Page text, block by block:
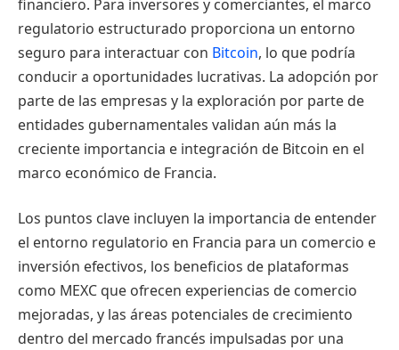
financiero. Para inversores y comerciantes, el marco
regulatorio estructurado proporciona un entorno
seguro para interactuar con Bitcoin, lo que podría
conducir a oportunidades lucrativas. La adopción por
parte de las empresas y la exploración por parte de
entidades gubernamentales validan aún más la
creciente importancia e integración de Bitcoin en el
marco económico de Francia.
Los puntos clave incluyen la importancia de entender
el entorno regulatorio en Francia para un comercio e
inversión efectivos, los beneficios de plataformas
como MEXC que ofrecen experiencias de comercio
mejoradas, y las áreas potenciales de crecimiento
dentro del mercado francés impulsadas por una